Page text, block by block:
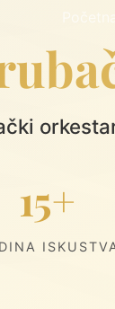
15+